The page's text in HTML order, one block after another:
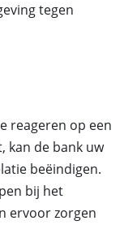
tegen
reageren op een
kan de bank uw
beëindigen.
bij het
ervoor zorgen